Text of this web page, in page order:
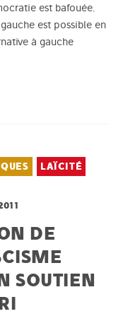
est bafouée.
est possible en
à gauche
LAÏCITÉ
DE
SOUTIEN